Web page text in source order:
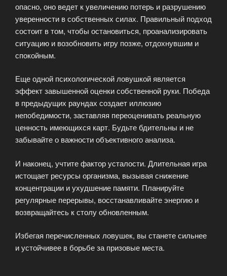
опасно, оно ведет к увеличению потерь и разрушению
уверенности в собственных силах. Правильный подход
состоит в том, чтобы остановиться, проанализировать
ситуацию и возобновить игру позже, отдохнувшим и
спокойным.
Еще одной психологической ловушкой является
эффект завышенной оценки собственной руки. Победа
в предыдущих раундах создает иллюзию
непобедимости, заставляя переоценивать реальную
ценность имеющихся карт. Будьте бдительны и не
забывайте о важности объективного анализа.
И наконец, учтите фактор усталости. Длительная игра
истощает ресурсы организма, вызывая снижение
концентрации и ухудшение памяти. Планируйте
регулярные перерывы, восстанавливайте энергию и
возвращайтесь к столу обновленным.
Избегая перечисленных ловушек, вы станете сильнее
и устойчивее в борьбе за призовые места.